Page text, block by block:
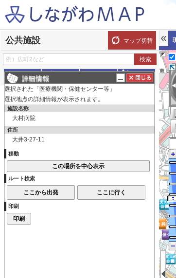
公共施設 マップ切替
探す ルート
表示切替 全て選択
調べたい箇所をクリックしてください。詳細情
報が表示されます。
公共施設
会所
総合庁舎・地域センター・区民
集会所
区民生活関連施設
文化・スポーツ施設・公園
選択された「医療機関・保健センター等」
選択地点の詳細情報が表示されます。
施設名称
大村病院
住所
大井3-27-11
移動
ルート検索
印刷